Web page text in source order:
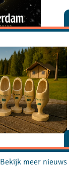
Bekijk meer nieuws